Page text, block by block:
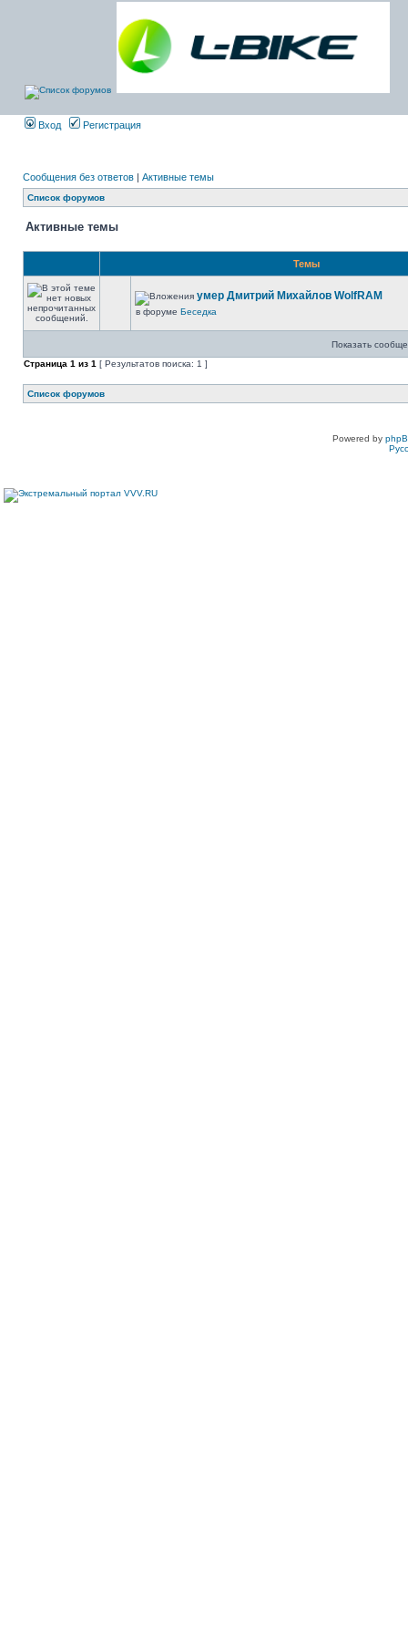
Вход Регистрация
Сообщения без ответов | Активные темы
Список форумов
Активные темы
Темы
умер Дмитрий Михайлов WolfRAM
в форуме Беседка
Показать
Страница 1 из 1 [ Результатов поиска: 1 ]
Список форумов
Powered by